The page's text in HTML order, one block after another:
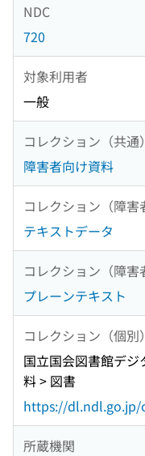
NDC
720
対象利用者
一般
コレクション（共通）
障害者向け資料
コレクション（障害
テキストデータ
コレクション（障害
プレーンテキスト
コレクション（個別）
国立国会図書館デ
料 > 図書
https://dl.ndl.go.jp/
所蔵機関